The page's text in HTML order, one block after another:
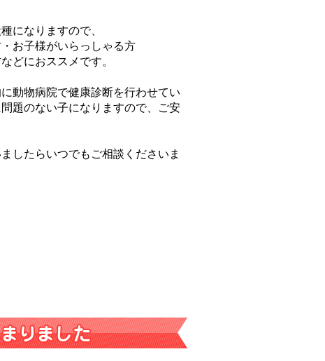
になりますので、
お子様がいらっしゃる方
どにおススメです。
動物病院で健康診断を行わせてい
題のない子になりますので、ご安
したらいつでもご相談くださいま